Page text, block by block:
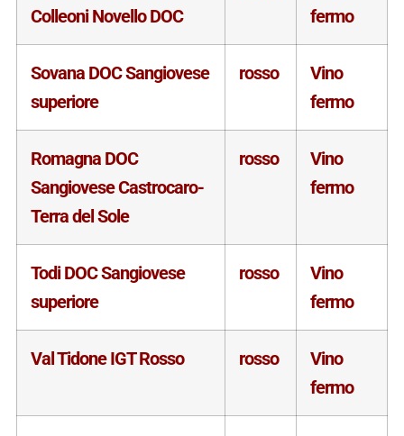
Colleoni Novello DOC
fermo
Sovana DOC Sangiovese
superiore
rosso
Vino
fermo
Romagna DOC
Sangiovese Castrocaro-
Terra del Sole
rosso
Vino
fermo
Todi DOC Sangiovese
superiore
rosso
Vino
fermo
Val Tidone IGT Rosso rosso
Vino
fermo